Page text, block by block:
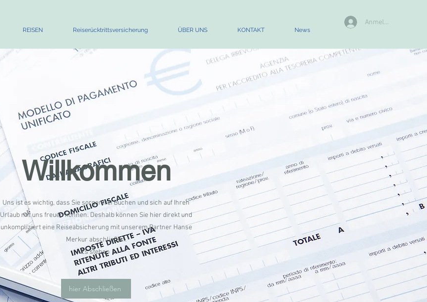
REISEN Reiserücktrittsversicherung ÜBER UNS KONTAKT News
Anmelden
Willkommen
Uns ist es wichtig, dass Sie sorgenfrei Buchen und sich auf Ihren
Urlaub mit uns freuen können. Deshalb können Sie hier direkt und
unkompliziert eine Reiseabsicherung mit unserem Partner Hanse
Merkur abschließen.
Es stehen
hier Abschließen